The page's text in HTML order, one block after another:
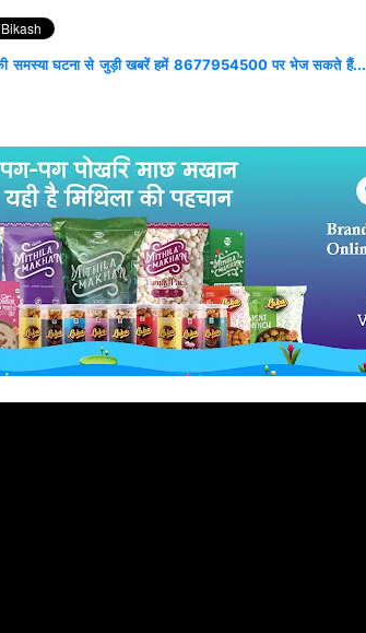
समस्या घटना से जुड़ी खबरें हमें 8677954500 पर भेज सकते